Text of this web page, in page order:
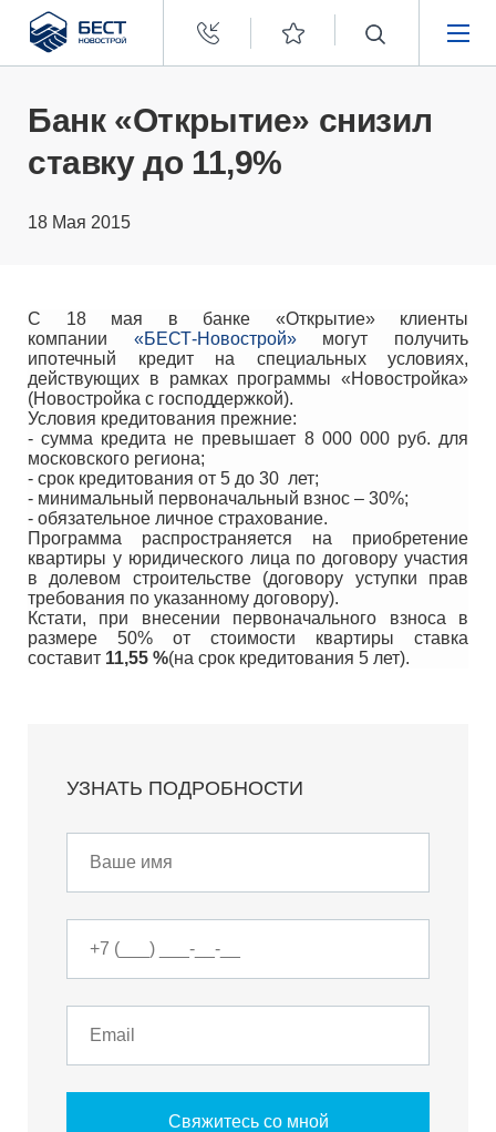
Бест
Новострой
ПОКУПАТЕЛЯМ
ЗАСТРОЙЩИКАМ
Банк «Открытие» снизил
ставку до 11,9%
18 Мая 2015
С 18 мая в банке «Открытие» клиенты
компании «БЕСТ-Новострой»могут получить
ипотечный кредит на специальных условиях,
действующих в рамках программы «Новостройка»
(Новостройка с господдержкой).
Условия кредитования прежние:
- сумма кредита не превышает 8 000 000 руб. для
московского региона;
- срок кредитования от 5 до 30 лет;
- минимальный первоначальный взнос – 30%;
- обязательное личное страхование.
Программа распространяется на приобретение
квартиры у юридического лица по договору участия
в долевом строительстве (договору уступки прав
требования по указанному договору).
Кстати, при внесении первоначального взноса в
размере 50% от стоимости квартиры ставка
составит 11,55 %(на срок кредитования 5 лет).
УЗНАТЬ ПОДРОБНОСТИ
Свяжитесь со мной